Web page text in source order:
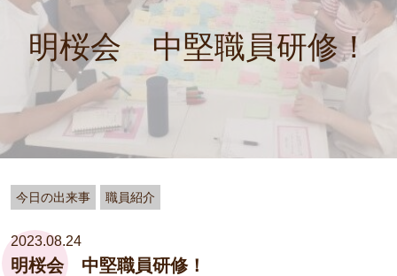
明桜会 中堅職員研修！
今日の出来事 職員紹介
2023.08.24
明桜会 中堅職員研修！